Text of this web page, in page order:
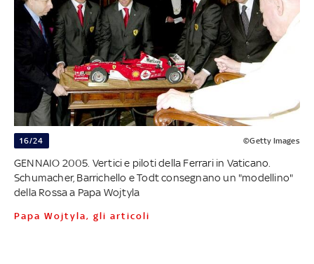
16/24 ©Getty Images
GENNAIO 2005. Vertici e piloti della Ferrari in Vaticano.
Schumacher, Barrichello e Todt consegnano un "modellino"
della Rossa a Papa Wojtyla
Papa Wojtyla, gli articoli